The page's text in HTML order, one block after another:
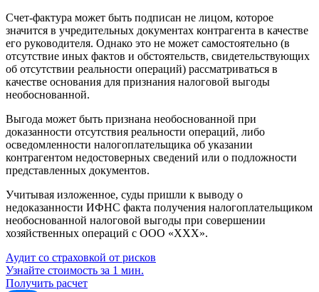
Счет-фактура может быть подписан не лицом, которое
значится в учредительных документах контрагента в качестве
его руководителя. Однако это не может самостоятельно (в
отсутствие иных фактов и обстоятельств, свидетельствующих
об отсутствии реальности операций) рассматриваться в
качестве основания для признания налоговой выгоды
необоснованной.
Выгода может быть признана необоснованной при
доказанности отсутствия реальности операций, либо
осведомленности налогоплательщика об указании
контрагентом недостоверных сведений или о подложности
представленных документов.
Учитывая изложенное, суды пришли к выводу о
недоказанности ИФНС факта получения налогоплательщиком
необоснованной налоговой выгоды при совершении
хозяйственных операций с ООО «ХХХ».
Аудит со страховкой от рисков
Узнайте стоимость за 1 мин.
Получить расчет